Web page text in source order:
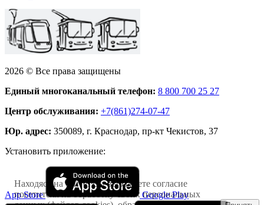
2026 © Все права защищены
Единый многоканальный телефон: 8 800 700 25 27
Центр обслуживания: +7(861)274-07-47
Юр. адрес: 350089, г. Краснодар, пр-кт Чекистов, 37
Установить приложение:
App Store Google Play
Находясь на сайте, Вы выражаете согласие
посетителя на обработку своих персональных